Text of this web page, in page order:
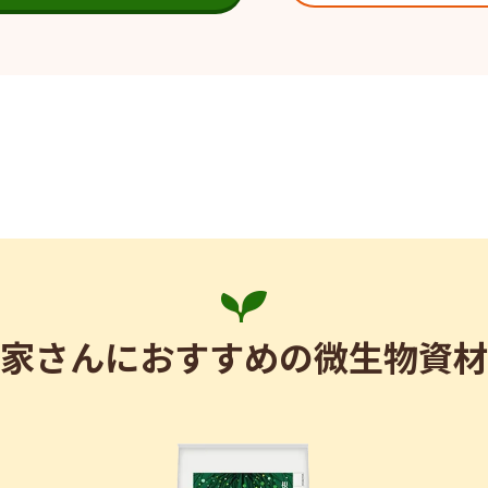
さんにおすすめの微生物資